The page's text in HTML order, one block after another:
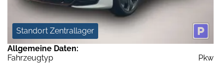
Standort Zentrallager
Allgemeine Daten:
Fahrzeugtyp
Pkw